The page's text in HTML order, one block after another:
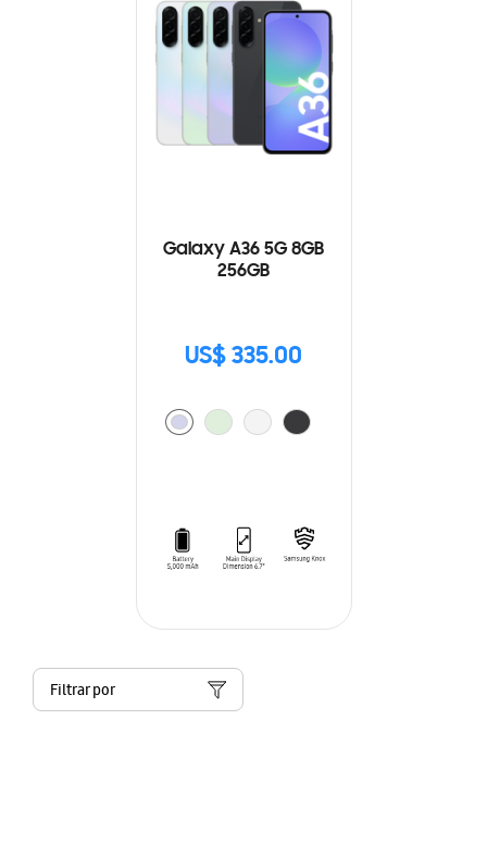
Galaxy A36 5G 8GB
256GB
US$ 335.00
Filtrar por